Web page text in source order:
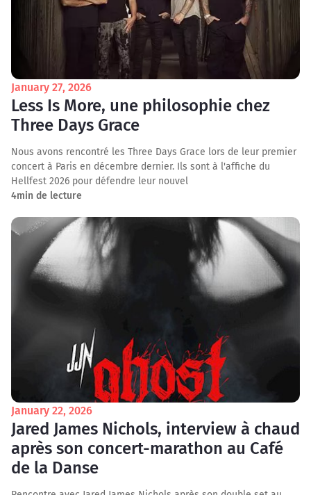
January 27, 2026
Less Is More, une philosophie chez
Three Days Grace
Nous avons rencontré les Three Days Grace lors de leur premier
concert à Paris en décembre dernier. Ils sont à l'affiche du
Hellfest 2026 pour défendre leur nouvel
4min de lecture
January 22, 2026
Jared James Nichols, interview à chaud
après son concert-marathon au Café
de la Danse